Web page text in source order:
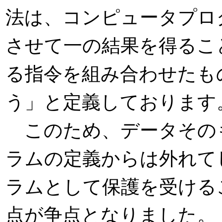
法は、コンピュータプ
させて一の結果を得る
る指令を組み合わせた
う」と定義しております
このため、データその
ラムの定義からは外れ
ラムとして保護を受け
点が争点となりました。